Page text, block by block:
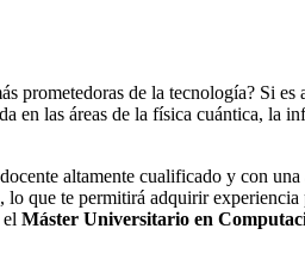
prometedoras de la tecnología? Si es
las áreas de la física cuántica, la
altamente cualificado y con
que te permitirá adquirir
el Máster Universitario en